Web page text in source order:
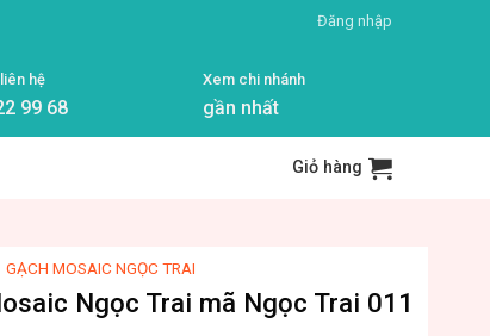
Đăng nhập
hệ
99 68
Xem chi nhánh
gần nhất
Giỏ hàng
GẠCH MOSAIC NGỌC TRAI
Ngọc Trai mã Ngọc Trai 011